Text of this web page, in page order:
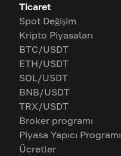
Ticaret
Spot Değişim
Kripto Piyasaları
BTC/USDT
ETH/USDT
SOL/USDT
BNB/USDT
TRX/USDT
Broker programı
Piyasa Yapıcı Programı
Ücretler